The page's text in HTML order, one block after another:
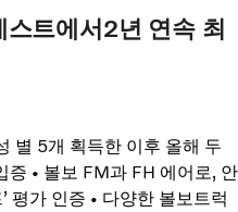
트에서2년 연속 최
별 5개 획득한 이후 올해 두
• 볼보 FM과 FH 에어로, 안
양한 볼보트럭